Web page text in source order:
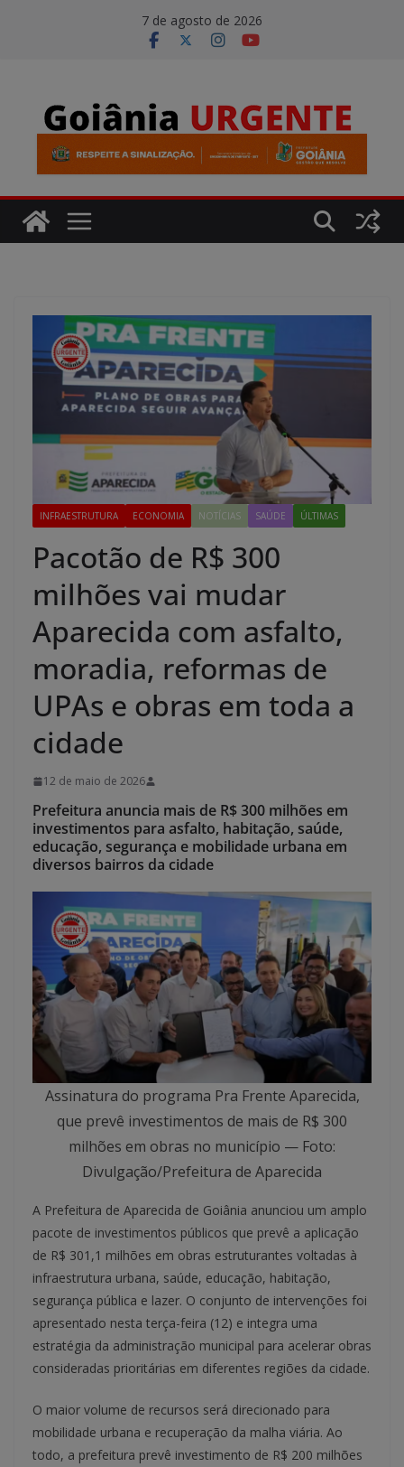
7 de agosto de 2026
INFRAESTRUTURA ECONOMIA NOTÍCIAS SAÚDE ÚLTIMAS
Pacotão de R$ 300
milhões vai mudar
Aparecida com asfalto,
moradia, reformas de
UPAs e obras em toda a
cidade
12 de maio de 2026
Prefeitura anuncia mais de R$ 300 milhões em
investimentos para asfalto, habitação, saúde,
educação, segurança e mobilidade urbana em
diversos bairros da cidade
Assinatura do programa Pra Frente Aparecida,
que prevê investimentos de mais de R$ 300
milhões em obras no município — Foto:
Divulgação/Prefeitura de Aparecida
A Prefeitura de Aparecida de Goiânia anunciou um amplo
pacote de investimentos públicos que prevê a aplicação
de R$ 301,1 milhões em obras estruturantes voltadas à
infraestrutura urbana, saúde, educação, habitação,
segurança pública e lazer. O conjunto de intervenções foi
apresentado nesta terça-feira (12) e integra uma
estratégia da administração municipal para acelerar obras
consideradas prioritárias em diferentes regiões da cidade.
O maior volume de recursos será direcionado para
mobilidade urbana e recuperação da malha viária. Ao
todo, a prefeitura prevê investimento de R$ 200 milhões
modal-check